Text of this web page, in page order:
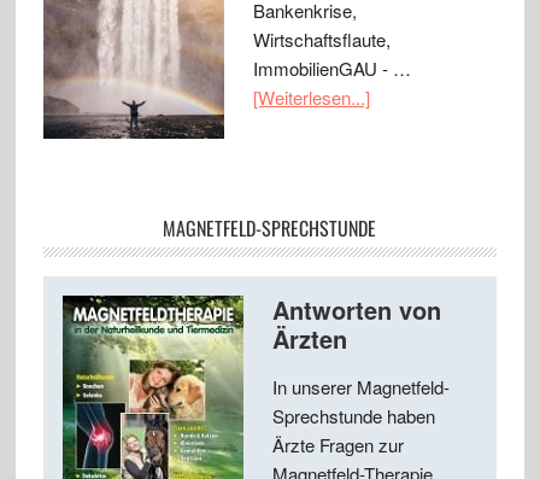
Bankenkrise,
Wirtschaftsflaute,
ImmobilienGAU - …
[Weiterlesen...]
MAGNETFELD-SPRECHSTUNDE
Antworten von
Ärzten
In unserer Magnetfeld-
Sprechstunde haben
Ärzte Fragen zur
Magnetfeld-Therapie